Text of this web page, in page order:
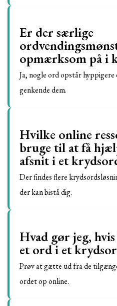
Er der særlige
opmærksom på i
Ja, nogle ord opstår
genkende dem.
Hvilke online
bruge til at få
afsnit i et
Der findes flere
der kan bistå dig.
Hvad gør jeg,
et ord i et
Prøv at gætte ud fra de
ordet op online.